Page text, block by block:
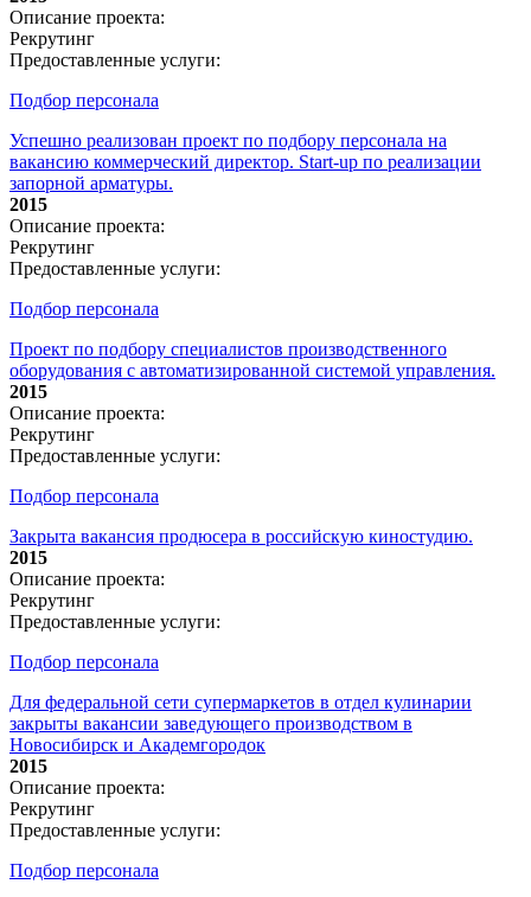
Описание проекта:
Рекрутинг
Предоставленные услуги:
Подбор персонала
Успешно реализован проект по подбору персонала на
вакансию коммерческий директор. Start-up по реализации
запорной арматуры.
2015
Описание проекта:
Рекрутинг
Предоставленные услуги:
Подбор персонала
Проект по подбору специалистов производственного
оборудования с автоматизированной системой управления.
2015
Описание проекта:
Рекрутинг
Предоставленные услуги:
Подбор персонала
Закрыта вакансия продюсера в российскую киностудию.
2015
Описание проекта:
Рекрутинг
Предоставленные услуги:
Подбор персонала
Для федеральной сети супермаркетов в отдел кулинарии
закрыты вакансии заведующего производством в
Новосибирск и Академгородок
2015
Описание проекта:
Рекрутинг
Предоставленные услуги:
Подбор персонала